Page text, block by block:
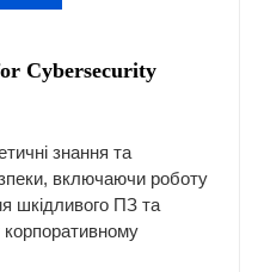
Cybersecurity
знання та
включаючи роботу
шкідливого ПЗ та
корпоративному